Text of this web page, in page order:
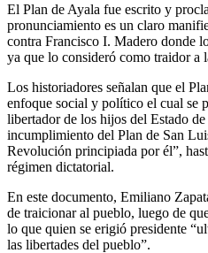
El Plan de Ayala fue escrito y
pronunciamiento es un claro
contra Francisco I. Madero donde
ya que lo consideró como traidor a
Los historiadores señalan que el
enfoque social y político el cual se
libertador de los hijos del Estado
incumplimiento del Plan de San
Revolución principiada por él”,
régimen dictatorial.
En este documento, Emiliano
de traicionar al pueblo, luego de
lo que quien se erigió presidente
las libertades del pueblo”.